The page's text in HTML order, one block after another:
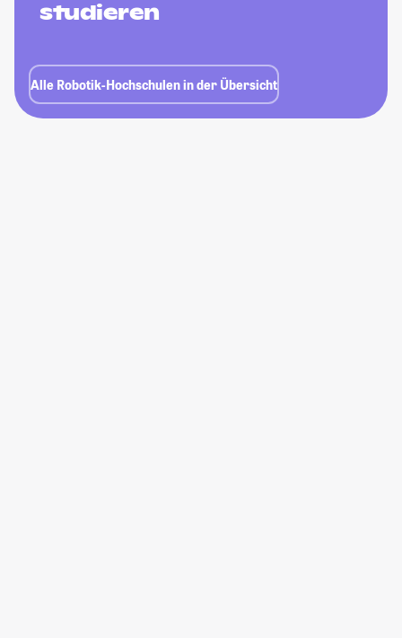
studieren
Alle Robotik-Hochschulen in der Übersicht